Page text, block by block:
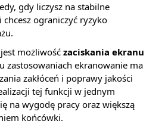
gdy liczysz na stabilne
ograniczyć ryzyko
możliwość zaciskania ekranu
zastosowaniach ekranowanie ma
zakłóceń i poprawy jakości
tej funkcji w jednym
na wygodę pracy oraz większą
końcówki.